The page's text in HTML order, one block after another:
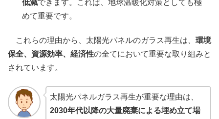
低減できます。これは、地球温暖化対策としても極
めて重要です。
これらの理由から、太陽光パネルのガラス再生は、 環境
保全、資源効率、経済性の全てにおいて重要な取り組みと
されています。
太陽光パネルガラス再生が重要な理由は、
2030年代以降の大量廃棄による埋め立て場